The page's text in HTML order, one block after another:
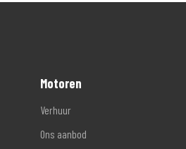
Motoren
Verhuur
Ons aanbod